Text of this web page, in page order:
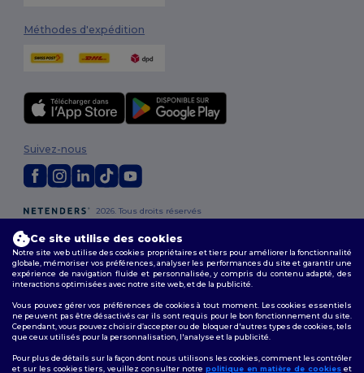
Méthodes d'expédition
2026. Tous droits réservés
Confidentialité|Politique de Cookies|
Suivez-nous
Ce site utilise des cookies
Notre site web utilise des cookies propriétaires et tiers pour améliorer la fonctionnalité
globale, mémoriser vos préférences, analyser les performances du site et garantir une
expérience de navigation fluide et personnalisée, y compris du contenu adapté, des
interactions optimisées avec notre site web, et de la publicité.
Vous pouvez gérer vos préférences de cookies à tout moment. Les cookies essentiels
ne peuvent pas être désactivés car ils sont requis pour le bon fonctionnement du site.
Cependant, vous pouvez choisir d’accepter ou de bloquer d'autres types de cookies, tels
que ceux utilisés pour la personnalisation, l'analyse et la publicité.
Pour plus de détails sur la façon dont nous utilisons les cookies, comment les contrôler
et sur les cookies tiers, veuillez consulter notre politique en matière de cookies et